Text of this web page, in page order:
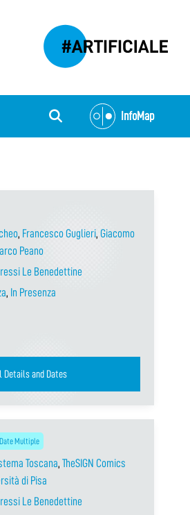
InfoMap
, Francesco Guglieri, Giacomo
Peano
Le Benedettine
, In Presenza
Details and Dates
Date Multiple
Toscana, TheSIGN Comics
di Pisa
Le Benedettine